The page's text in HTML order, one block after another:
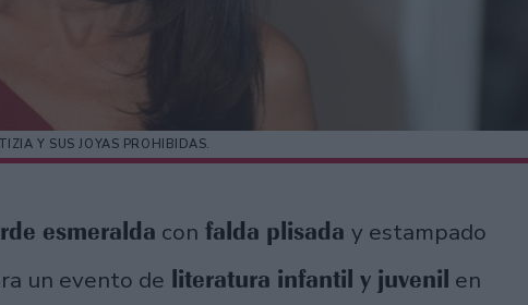
Y SUS JOYAS PROHIBIDAS.
esmeralda con falda plisada y estampado
un evento de literatura infantil y juvenil en